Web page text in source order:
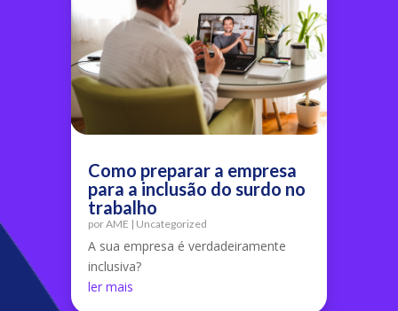
Como preparar a empresa
para a inclusão do surdo no
trabalho
porAME | Uncategorized
A sua empresa é verdadeiramente
inclusiva?
ler mais